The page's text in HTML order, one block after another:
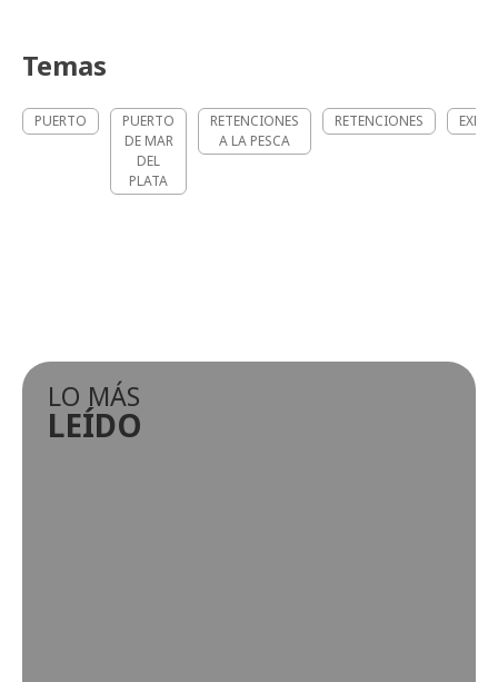
Temas
PUERTO
PUERTO
DE MAR
DEL
PLATA
RETENCIONES
A LA PESCA
RETENCIONES
LO MÁS
LEÍDO